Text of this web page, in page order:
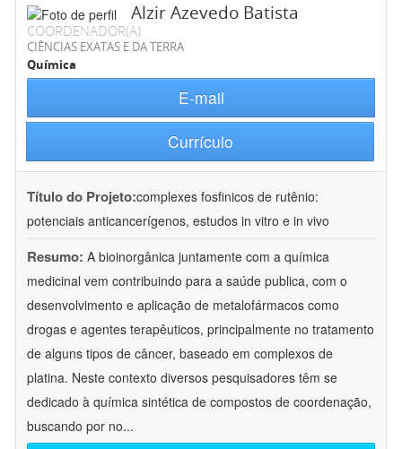
Alzir Azevedo Batista
COORDENADOR(A)
CIÊNCIAS EXATAS E DA TERRA
Química
E-mail
Currículo
Título do Projeto:complexes fosfinicos de rutênio:
potenciais anticancerígenos, estudos in vitro e in vivo
Resumo: A bioinorgânica juntamente com a química
medicinal vem contribuindo para a saúde publica, com o
desenvolvimento e aplicação de metalofármacos como
drogas e agentes terapêuticos, principalmente no tratamento
de alguns tipos de câncer, baseado em complexos de
platina. Neste contexto diversos pesquisadores têm se
dedicado à química sintética de compostos de coordenação,
buscando por no...